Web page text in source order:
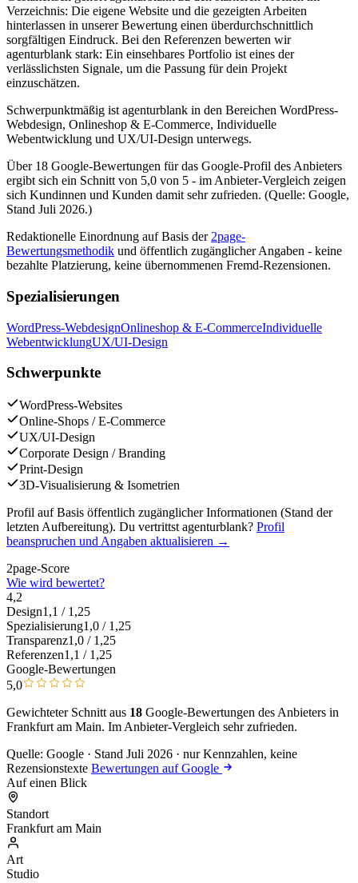
Verzeichnis: Die eigene Website und die gezeigten Arbeiten
hinterlassen in unserer Bewertung einen überdurchschnittlich
sorgfältigen Eindruck. Bei den Referenzen bewerten wir
agenturblank stark: Ein einsehbares Portfolio ist eines der
verlässlichsten Signale, um die Passung für dein Projekt
einzuschätzen.
Schwerpunktmäßig ist agenturblank in den Bereichen WordPress-
Webdesign, Onlineshop & E-Commerce, Individuelle
Webentwicklung und UX/UI-Design unterwegs.
Über 18 Google-Bewertungen für das Google-Profil des Anbieters
ergibt sich ein Schnitt von 5,0 von 5 - im Anbieter-Vergleich zeigen
sich Kundinnen und Kunden damit sehr zufrieden. (Quelle: Google,
Stand Juli 2026.)
Redaktionelle Einordnung auf Basis der 2page-
Bewertungsmethodik und öffentlich zugänglicher Angaben - keine
bezahlte Platzierung, keine übernommenen Fremd-Rezensionen.
Spezialisierungen
WordPress-WebdesignOnlineshop & E-CommerceIndividuelle
WebentwicklungUX/UI-Design
Schwerpunkte
WordPress-Websites
Online-Shops / E-Commerce
UX/UI-Design
Corporate Design / Branding
Print-Design
3D-Visualisierung & Isometrien
Profil auf Basis öffentlich zugänglicher Informationen (Stand der
letzten Aufbereitung). Du vertrittst agenturblank? Profil
beanspruchen und Angaben aktualisieren →
2page-Score
Wie wird bewertet?
4,2
Design1,1 / 1,25
Spezialisierung1,0 / 1,25
Transparenz1,0 / 1,25
Referenzen1,1 / 1,25
Google-Bewertungen
5,0
Gewichteter Schnitt aus 18 Google-Bewertungen des Anbieters in
Frankfurt am Main. Im Anbieter-Vergleich sehr zufrieden.
Quelle: Google · Stand Juli 2026 · nur Kennzahlen, keine
Rezensionstexte Bewertungen auf Google
Auf einen Blick
Standort
Frankfurt am Main
Art
Studio